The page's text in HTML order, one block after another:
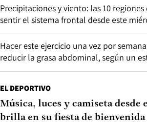
Precipitaciones y viento: las 10
sentir el sistema frontal desde este
Hacer este ejercicio una vez por
reducir la grasa abdominal, según un
EL DEPORTIVO
Música, luces y camiseta desde
brilla en su fiesta de